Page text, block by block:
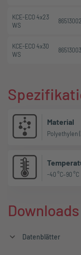
KCE-ECO 4x23
WS
86513002
KCE-ECO 4x30
WS
86513003
Material
Polyethylen
-40 °C–90 °C
Downloads
Datenblätter